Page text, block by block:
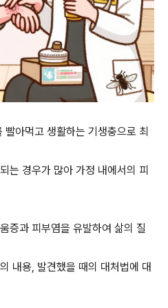
아먹고 생활하는 기생충으로 최
는 경우가 많아 가정 내에서의 피
증과 피부염을 유발하여 삶의 질
내용, 발견했을 때의 대처법에 대